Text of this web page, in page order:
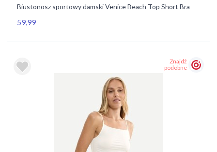
Biustonosz sportowy damski Venice Beach Top Short Bra
59,99
Znajdź
podobne